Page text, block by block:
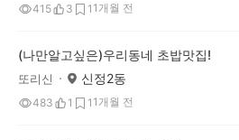
415 3 1 1개월 전
(나만알고싶은)우리동네 초밥맛집!
또리신 신정2동
483 1 1 1개월 전